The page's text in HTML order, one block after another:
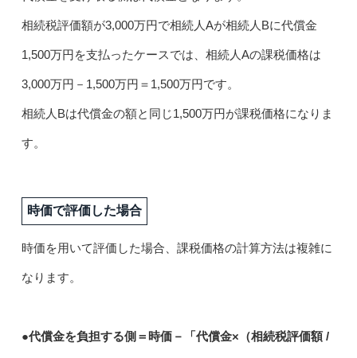
相続税評価額が3,000万円で相続人Aが相続人Bに代償金
1,500万円を支払ったケースでは、相続人Aの課税価格は
3,000万円－1,500万円＝1,500万円です。
相続人Bは代償金の額と同じ1,500万円が課税価格になりま
す。
時価で評価した場合
時価を用いて評価した場合、課税価格の計算方法は複雑に
なります。
●代償金を負担する側＝時価－「代償金×（相続税評価額 /